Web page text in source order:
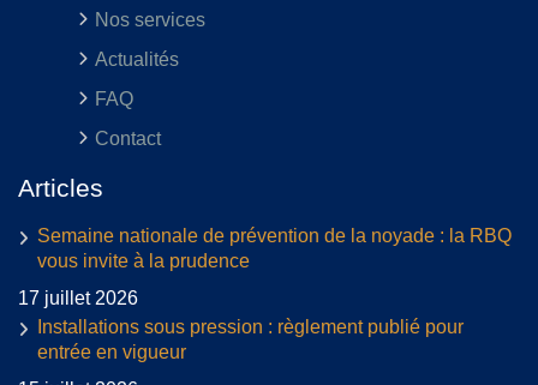
Nos services
Actualités
FAQ
Contact
Articles
Semaine nationale de prévention de la noyade : la RBQ
vous invite à la prudence
17 juillet 2026
Installations sous pression : règlement publié pour
entrée en vigueur